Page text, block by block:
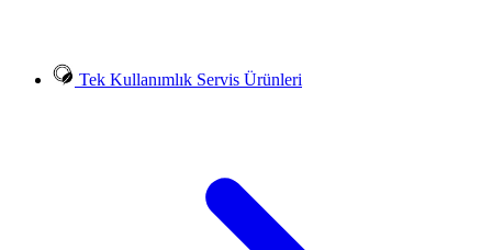
Tek Kullanımlık Servis Ürünleri